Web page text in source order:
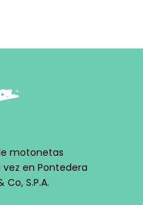
motonetas
en Pontedera
S.P.A.